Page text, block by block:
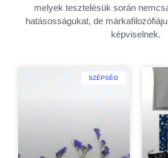
melyek tesztelésük során
hatásosságukat, de
képviselnek.
SZÉPSÉG